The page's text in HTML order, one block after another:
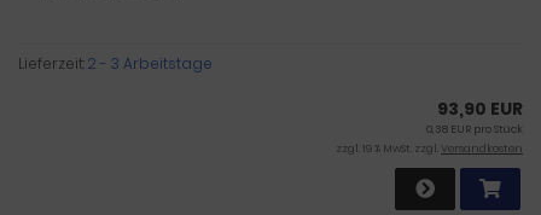
Lieferzeit:2 - 3 Arbeitstage
93,90 EUR
0,38 EUR pro Stück
zzgl. 19 % MwSt. zzgl.Versandkosten